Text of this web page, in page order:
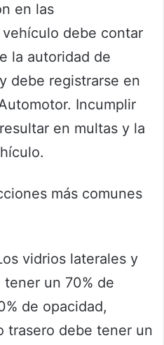
en las
debe contar
la autoridad de
debe registrarse en
Incumplir
en multas y la
más comunes
vidrios laterales y
un 70% de
de opacidad,
trasero debe tener un